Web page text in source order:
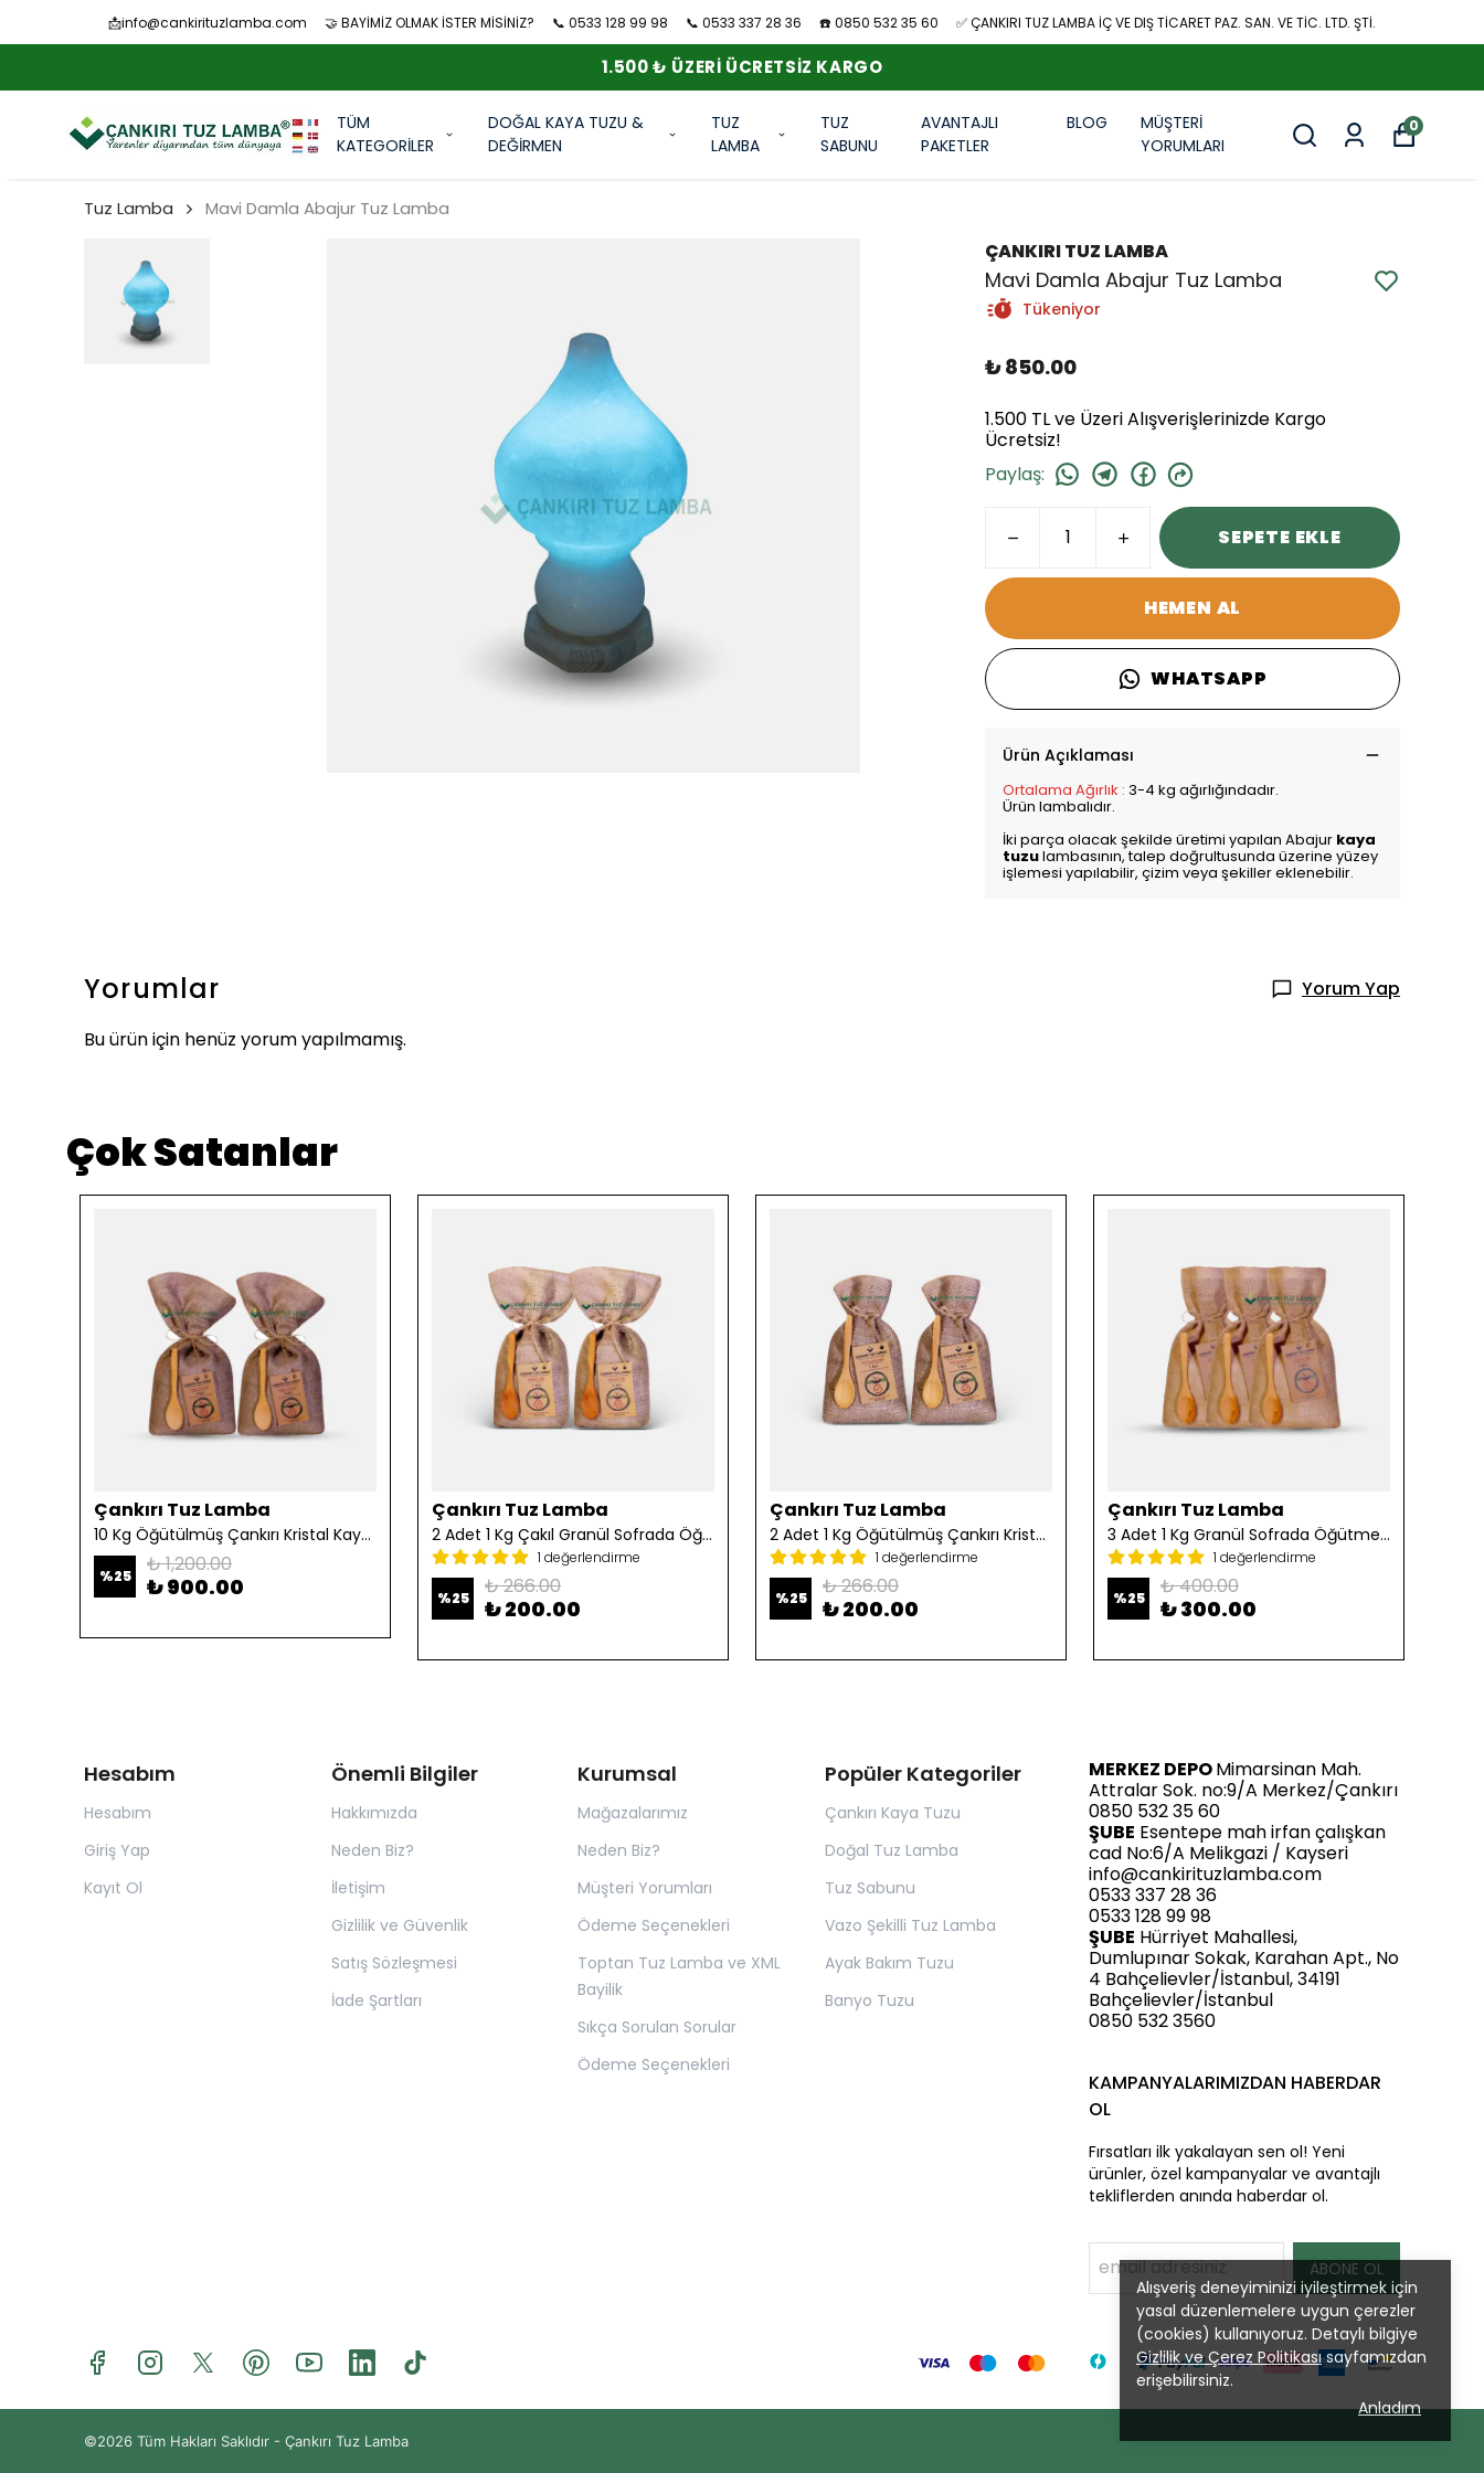
📩info@cankirituzlamba.com 🤝 BAYİMİZ OLMAK İSTER MİSİNİZ? 📞 0533 128 99 98 📞 0533 337 28 36 ☎️ 0850 532 35 60 ✅ ÇANKIRI TUZ LAMBA İÇ VE DIŞ TİCARET PAZ. SAN. VE TİC. LTD. ŞTİ.
1.500 ₺ ÜZERI ÜCRETSIZ KARGO
TÜM
KATEGORİLER
DOĞAL KAYA TUZU &
DEĞİRMEN
TUZ
LAMBA
TUZ
SABUNU
AVANTAJLI
PAKETLER
BLOG
MÜŞTERİ
YORUMLARI
0
Alışveriş deneyiminizi iyileştirmek için
yasal düzenlemelere uygun çerezler
(cookies) kullanıyoruz. Detaylı bilgiye
Gizlilik ve Çerez Politikasısayfamızdan
erişebilirsiniz.
Anladım
Tuz Lamba Mavi Damla Abajur Tuz Lamba
ÇANKIRI TUZ LAMBA
Mavi Damla Abajur Tuz Lamba
Tükeniyor
₺ 850.00
1.500 TL ve Üzeri Alışverişlerinizde Kargo
Ücretsiz!
Paylaş:
SEPETE EKLE
HEMEN AL
WHATSAPP
Ürün Açıklaması
Ortalama Ağırlık : 3-4 kg ağırlığındadır.
Ürün lambalıdır.
İki parça olacak şekilde üretimi yapılan Abajur kaya
tuzulambasının, talep doğrultusunda üzerine yüzey
işlemesi yapılabilir, çizim veya şekiller eklenebilir.
Yorumlar
Yorum Yap
Bu ürün için henüz yorum yapılmamış.
Çok Satanlar
Çankırı Tuz Lamba
10 Kg Öğütülmüş Çankırı Kristal Kaya Tuzu
%25 ₺ 1,200.00
₺ 900.00
Çankırı Tuz Lamba
2 Adet 1 Kg Çakıl Granül Sofrada Öğütme Tuzu
1 değerlendirme
%25 ₺ 266.00
₺ 200.00
Çankırı Tuz Lamba
2 Adet 1 Kg Öğütülmüş Çankırı Kristal Kaya Tuzu
1 değerlendirme
%25 ₺ 266.00
₺ 200.00
Çankırı Tuz Lamba
3 Adet 1 Kg Granül Sofrada Öğütme Tuzu
1 değerlendirme
%25 ₺ 400.00
₺ 300.00
Hesabım
Hesabım
Giriş Yap
Kayıt Ol
Önemli Bilgiler
Hakkımızda
Neden Biz?
İletişim
Gizlilik ve Güvenlik
Satış Sözleşmesi
İade Şartları
Kurumsal
Mağazalarımız
Neden Biz?
Müşteri Yorumları
Ödeme Seçenekleri
Toptan Tuz Lamba ve XML
Bayilik
Sıkça Sorulan Sorular
Ödeme Seçenekleri
Popüler Kategoriler
Çankırı Kaya Tuzu
Doğal Tuz Lamba
Tuz Sabunu
Vazo Şekilli Tuz Lamba
Ayak Bakım Tuzu
Banyo Tuzu
MERKEZ DEPOMimarsinan Mah.
Attralar Sok. no:9/A Merkez/Çankırı
0850 532 35 60
ŞUBE Esentepe mah irfan çalışkan
cad No:6/A Melikgazi / Kayseri
info@cankirituzlamba.com
0533 337 28 36
0533 128 99 98
ŞUBE Hürriyet Mahallesi,
Dumlupınar Sokak, Karahan Apt., No
4 Bahçelievler/İstanbul, 34191
Bahçelievler/İstanbul
0850 532 3560
KAMPANYALARIMIZDAN HABERDAR
OL
Fırsatları ilk yakalayan sen ol! Yeni
ürünler, özel kampanyalar ve avantajlı
tekliflerden anında haberdar ol.
ABONE OL
©2026 Tüm Hakları Saklıdır - Çankırı Tuz Lamba